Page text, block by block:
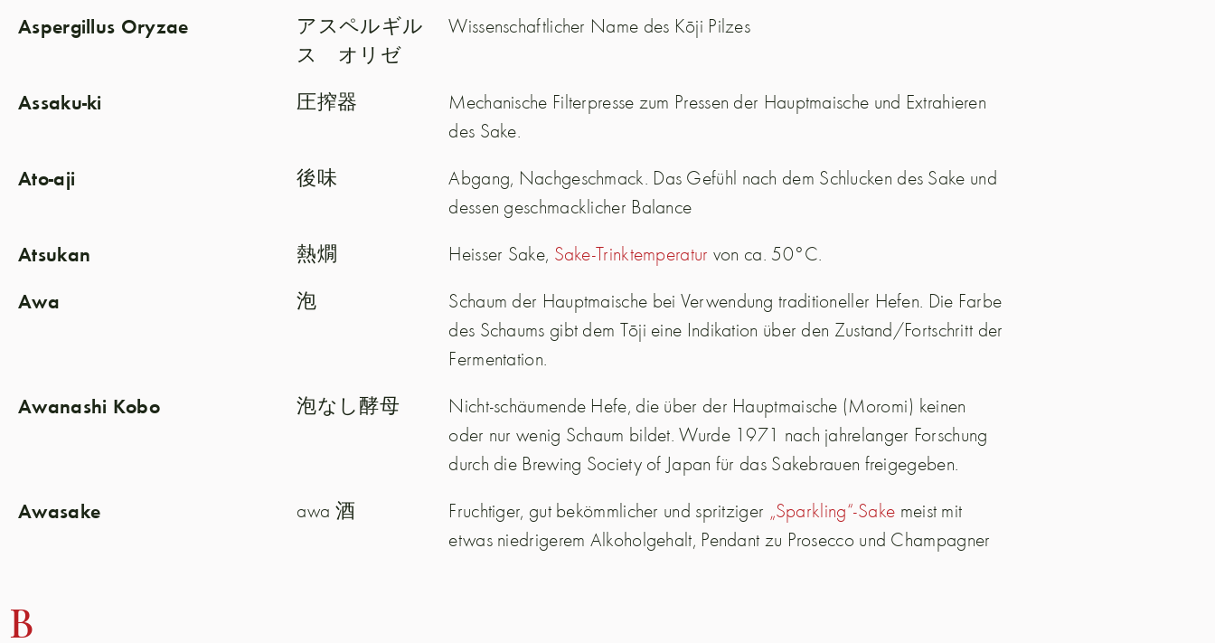
Aspergillus Oryzae
アスペルギル
ス オリゼ
Wissenschaftlicher Name des Kōji Pilzes
Assaku-ki 圧搾器
Mechanische Filterpresse zum Pressen der Hauptmaische und Extrahieren
des Sake.
Ato-aji 後味
Abgang, Nachgeschmack. Das Gefühl nach dem Schlucken des Sake und
dessen geschmacklicher Balance
Atsukan 熱燗 Heisser Sake, Sake-Trinktemperatur von ca. 50°C.
Awa 泡
Schaum der Hauptmaische bei Verwendung traditioneller Hefen. Die Farbe
des Schaums gibt dem Tōji eine Indikation über den Zustand/Fortschritt der
Fermentation.
Awanashi Kobo 泡なし酵母
Nicht-schäumende Hefe, die über der Hauptmaische (Moromi) keinen
oder nur wenig Schaum bildet. Wurde 1971 nach jahrelanger Forschung
durch die Brewing Society of Japan für das Sakebrauen freigegeben.
Awasake awa 酒 Fruchtiger, gut bekömmlicher und spritziger „Sparkling“-Sake meist mit
etwas niedrigerem Alkoholgehalt, Pendant zu Prosecco und Champagner
B